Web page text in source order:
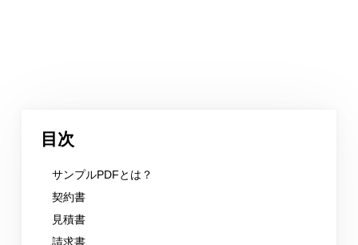
目次
サンプルPDFとは？
契約書
見積書
請求書